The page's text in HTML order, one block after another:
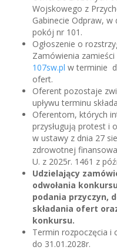
Wojskowego z
Gabinecie Odpraw, w
pokój nr 101.
Ogłoszenie o
Zamówienia
107sw.pl w terminie
ofert.
Oferent pozostaje
upływu terminu
Oferentom, których
przysługują protest i
w ustawy z dnia 27
zdrowotnej
U. z 2025r. 1461 z
Udzielający
odwołania
podania przyczyn,
składania ofert
konkursu.
Termin rozpoczęcia i
do 31.01.2028r.